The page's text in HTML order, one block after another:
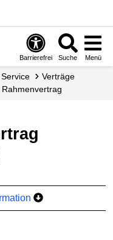
Barrierefrei Suche Menü
Service
Verträge
Rahmenvertrag